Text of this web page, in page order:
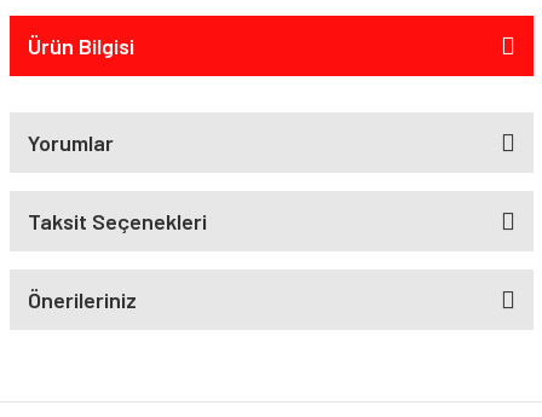
Ürün Bilgisi
Yorumlar
Taksit Seçenekleri
Önerileriniz